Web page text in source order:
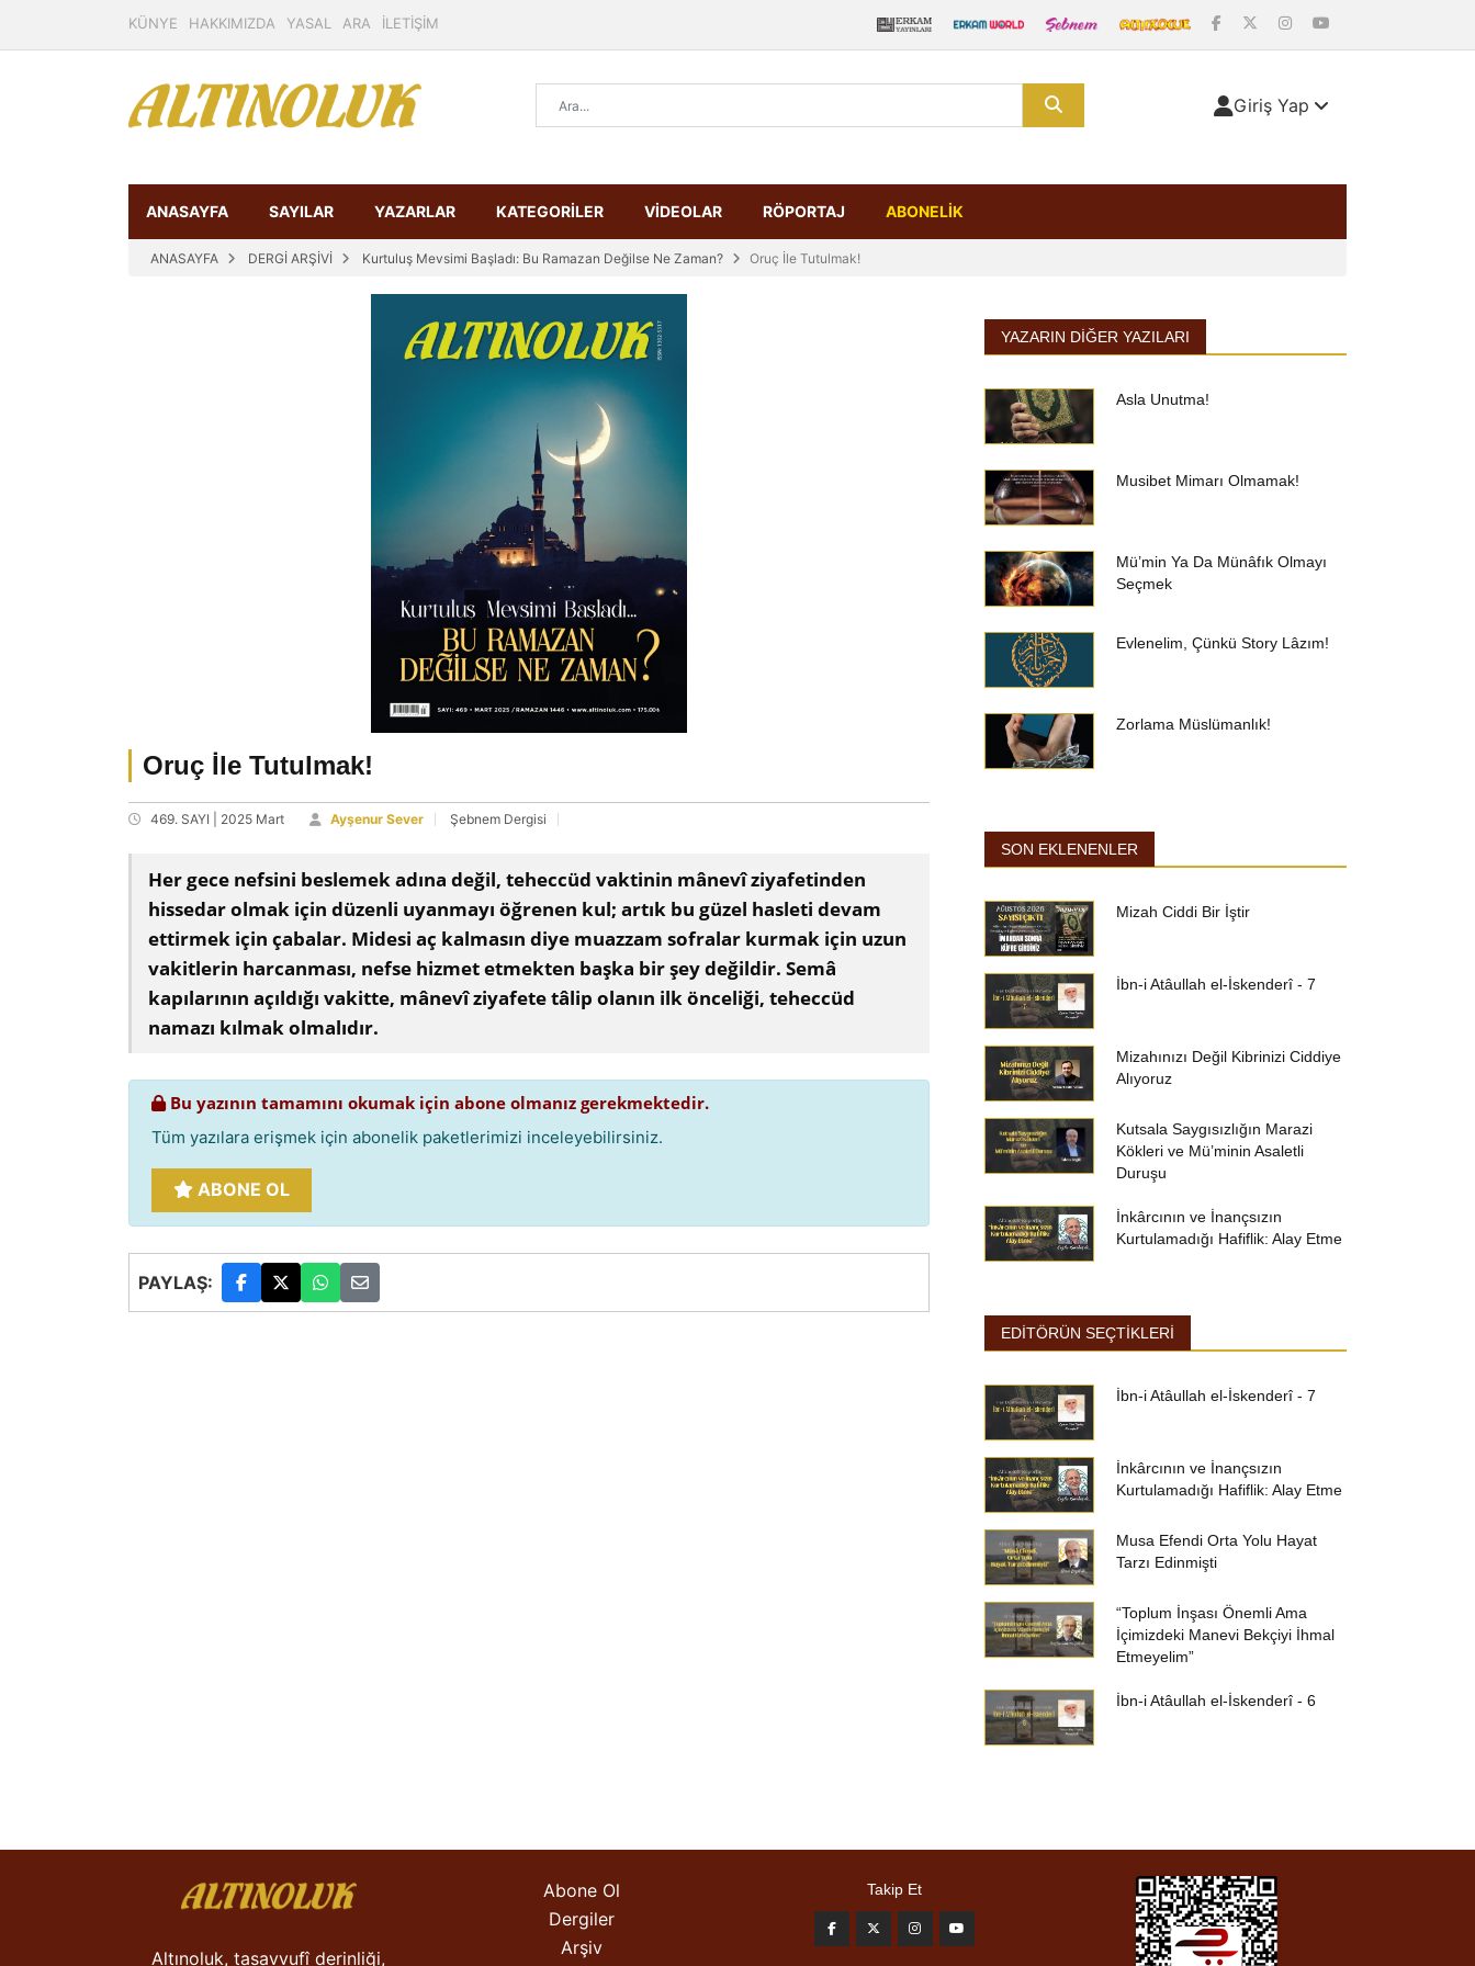
KÜNYE HAKKIMIZDA YASAL ARA İLETİŞİM
Giriş Yap
ANASAYFA SAYILAR YAZARLAR KATEGORİLER VİDEOLAR RÖPORTAJ ABONELİK
ANASAYFA DERGİ ARŞİVİ Kurtuluş Mevsimi Başladı: Bu Ramazan Değilse Ne Zaman? Oruç İle Tutulmak!
Oruç İle Tutulmak!
469. SAYI | 2025 Mart Ayşenur Sever Şebnem Dergisi
Her gece nefsini beslemek adına değil, teheccüd vaktinin mânevî ziyafetinden
hissedar olmak için düzenli uyanmayı öğrenen kul; artık bu güzel hasleti devam
ettirmek için çabalar. Midesi aç kalmasın diye muazzam sofralar kurmak için uzun
vakitlerin harcanması, nefse hizmet etmekten başka bir şey değildir. Semâ
kapılarının açıldığı vakitte, mânevî ziyafete tâlip olanın ilk önceliği, teheccüd
namazı kılmak olmalıdır.
Bu yazının tamamını okumak için abone olmanız gerekmektedir.
Tüm yazılara erişmek için abonelik paketlerimizi inceleyebilirsiniz.
ABONE OL
PAYLAŞ:
YAZARIN DIĞER YAZILARI
Asla Unutma!
Musibet Mimarı Olmamak!
Mü’min Ya Da Münâfık Olmayı
Seçmek
Evlenelim, Çünkü Story Lâzım!
Zorlama Müslümanlık!
SON EKLENENLER
Mizah Ciddi Bir İştir
İbn-i Atâullah el-İskenderî - 7
Mizahınızı Değil Kibrinizi Ciddiye
Alıyoruz
Kutsala Saygısızlığın Marazi
Kökleri ve Mü’minin Asaletli
Duruşu
İnkârcının ve İnançsızın
Kurtulamadığı Hafiflik: Alay Etme
EDİTÖRÜN SEÇTİKLERİ
İbn-i Atâullah el-İskenderî - 7
İnkârcının ve İnançsızın
Kurtulamadığı Hafiflik: Alay Etme
Musa Efendi Orta Yolu Hayat
Tarzı Edinmişti
“Toplum İnşası Önemli Ama
İçimizdeki Manevi Bekçiyi İhmal
Etmeyelim”
İbn-i Atâullah el-İskenderî - 6
Altınoluk, tasavvufî derinliği,
Abone Ol
Dergiler
Arşiv
Takip Et